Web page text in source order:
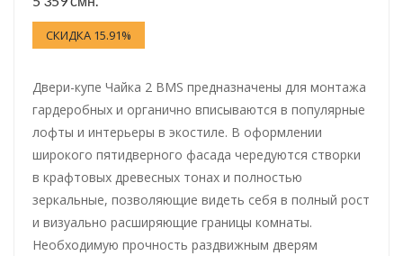
СКИДКА 15.91%
Двери-купе Чайка 2 BMS предназначены для монтажа
гардеробных и органично вписываются в популярные
лофты и интерьеры в экостиле. В оформлении
широкого пятидверного фасада чередуются створки
в крафтовых древесных тонах и полностью
зеркальные, позволяющие видеть себя в полный рост
и визуально расширяющие границы комнаты.
Необходимую прочность раздвижным дверям